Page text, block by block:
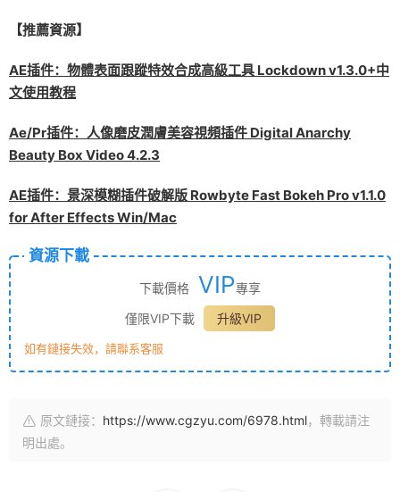
【推薦資源】
AE插件：物體表面跟蹤特效合成高級工具 Lockdown v1.3.0+中
文使用教程
Ae/Pr插件：人像磨皮潤膚美容視頻插件 Digital Anarchy
Beauty Box Video 4.2.3
AE插件：景深模糊插件破解版 Rowbyte Fast Bokeh Pro v1.1.0
for After Effects Win/Mac
資源下載
下載價格 VIP專享
僅限VIP下載
升級VIP
如有鏈接失效，請聯系客服
原文鏈接： https://www.cgzyu.com/6978.html，轉載請注
明出處。